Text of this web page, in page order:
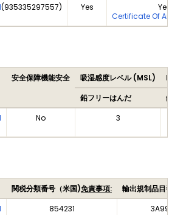
(935335297557) Yes
Yes
Certificate Of
安全保障機能安全 吸湿感度レベル (MSL)
鉛フリーはんだ
鉛フ
No 3
関税分類番号（米国)免責事項:
輸出規制品目番号
854231 3A991A2